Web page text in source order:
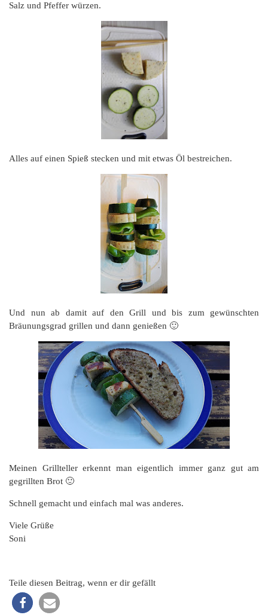
Salz und Pfeffer würzen.
Alles auf einen Spieß stecken und mit etwas Öl bestreichen.
Und nun ab damit auf den Grill und bis zum gewünschten
Bräunungsgrad grillen und dann genießen 🙂
Meinen Grillteller erkennt man eigentlich immer ganz gut am
gegrillten Brot 🙂
Schnell gemacht und einfach mal was anderes.
Viele Grüße
Soni
Teile diesen Beitrag, wenn er dir gefällt